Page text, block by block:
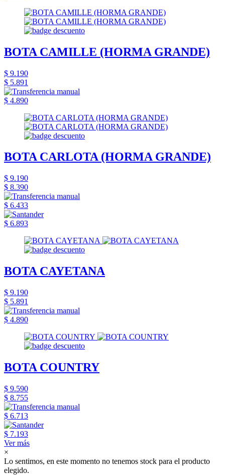
BOTA CAMILLE (HORMA GRANDE)
$ 9.190
$ 5.891
$ 4.890
BOTA CARLOTA (HORMA GRANDE)
$ 9.190
$ 8.390
$ 6.433
$ 6.893
BOTA CAYETANA
$ 9.190
$ 5.891
$ 4.890
BOTA COUNTRY
$ 9.590
$ 8.755
$ 6.713
$ 7.193
Ver más
×
Lo sentimos, en este momento no tenemos stock para el producto
elegido.